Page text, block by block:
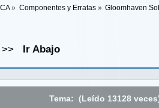
» Componentes y Erratas» Gloomhaven
>> Ir Abajo
Tema: (Leído 13128